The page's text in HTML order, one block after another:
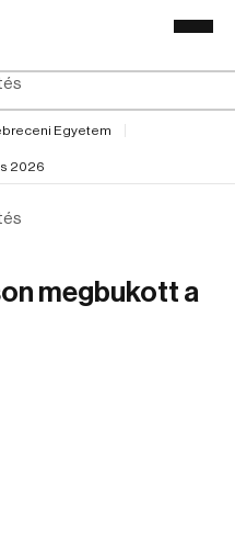
Egyetem
2026
megbukott a